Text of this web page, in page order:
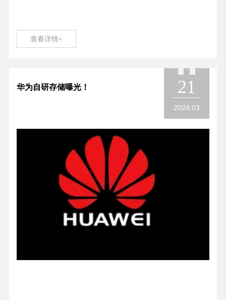
查看详情+
华为自研存储曝光！ 21
2024.03